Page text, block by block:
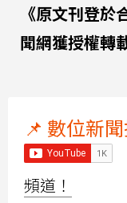
《原文刊登於
聞網獲授權轉
📌 數位新
頻道！